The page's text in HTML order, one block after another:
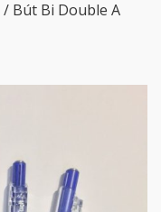
/ Bút Bi Double A